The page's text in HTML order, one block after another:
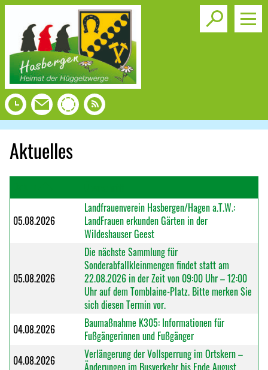
Toggle
Aktuelles
05.08.2026
Landfrauenverein Hasbergen/Hagen a.T.W.:
LandFrauen erkunden Gärten in der
Wildeshauser Geest
05.08.2026
Die nächste Sammlung für
Sonderabfallkleinmengen findet statt am
22.08.2026 in der Zeit von 09:00 Uhr – 12:00
Uhr auf dem Tomblaine-Platz. Bitte merken Sie
sich diesen Termin vor.
04.08.2026
Baumaßnahme K305: Informationen für
Fußgängerinnen und Fußgänger
04.08.2026
Verlängerung der Vollsperrung im Ortskern –
Änderungen im Busverkehr bis Ende August